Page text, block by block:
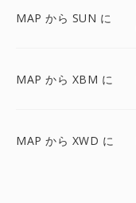
MAP から SUN に
MAP から XBM に
MAP から XWD に